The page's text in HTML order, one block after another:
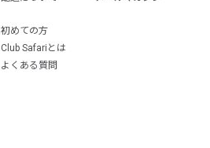
初めての方
Club Safariとは
よくある質問